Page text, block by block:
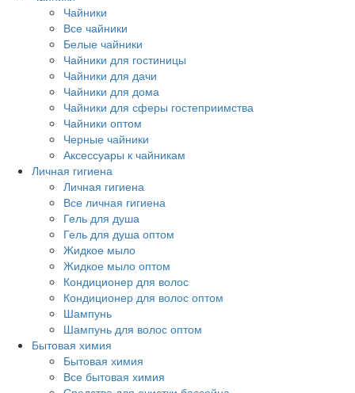
Чайники
Все чайники
Белые чайники
Чайники для гостиницы
Чайники для дачи
Чайники для дома
Чайники для сферы гостеприимства
Чайники оптом
Черные чайники
Аксессуары к чайникам
Личная гигиена
Личная гигиена
Все личная гигиена
Гель для душа
Гель для душа оптом
Жидкое мыло
Жидкое мыло оптом
Кондиционер для волос
Кондиционер для волос оптом
Шампунь
Шампунь для волос оптом
Бытовая химия
Бытовая химия
Все бытовая химия